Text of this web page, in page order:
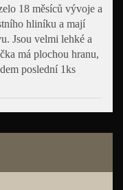
18 měsíců vývoje a
hliníku a mají
Jsou velmi lehké a
má plochou hranu,
poslední 1ks